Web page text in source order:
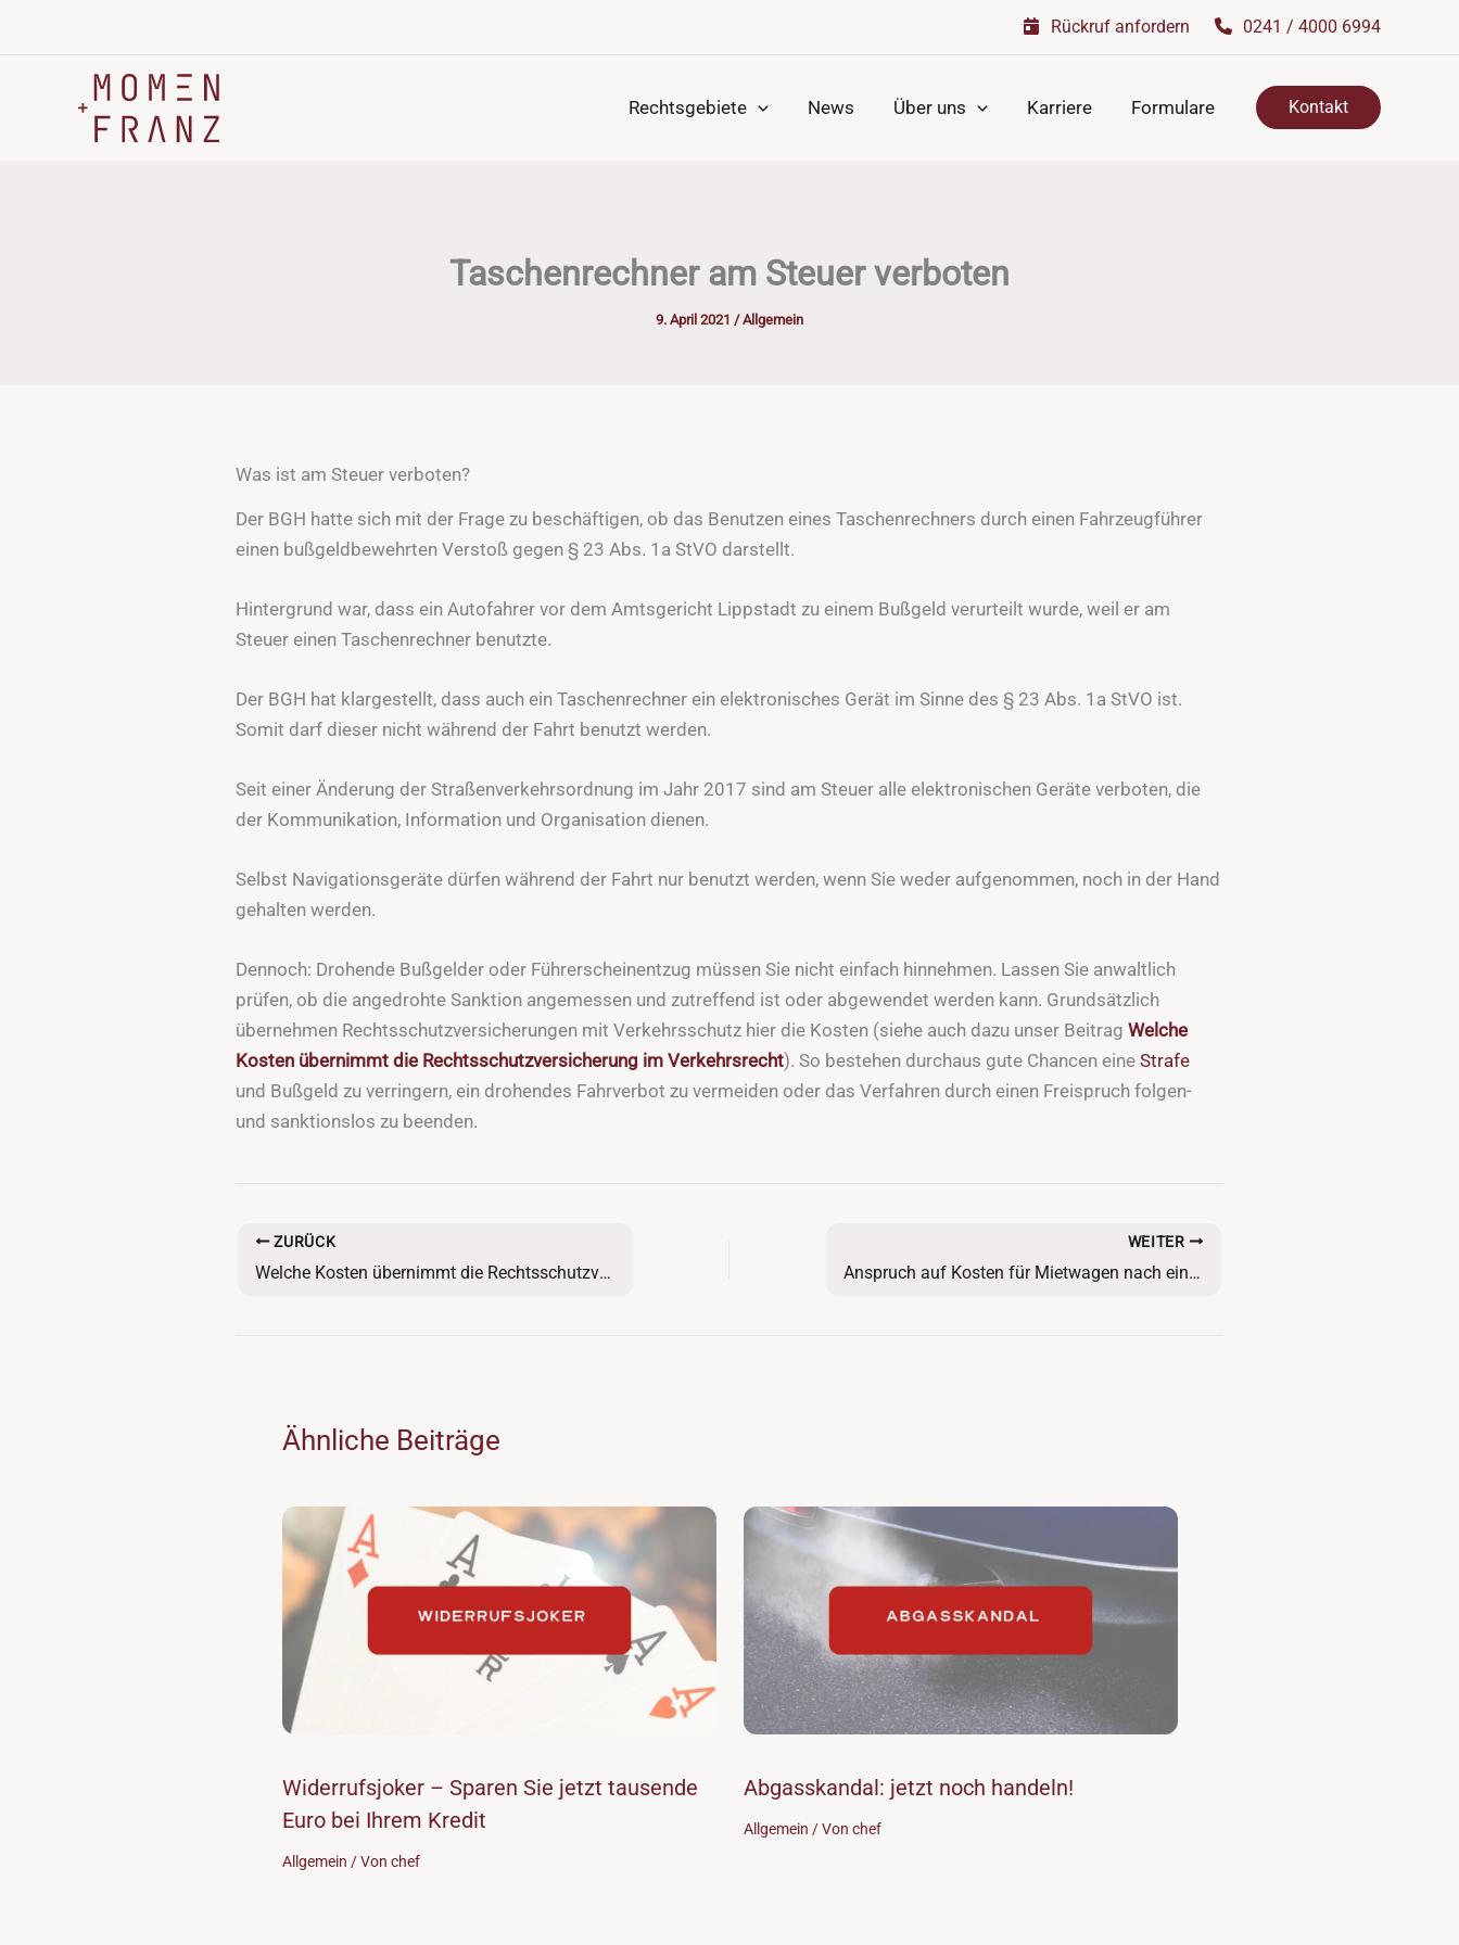
Rückruf anfordern 0241 / 4000 6994
Rechtsgebiete News Über uns Karriere Formulare Kontakt
Taschenrechner am Steuer verboten
9. April 2021 /Allgemein
Was ist am Steuer verboten?
Der BGH hatte sich mit der Frage zu beschäftigen, ob das Benutzen eines Taschenrechners durch einen Fahrzeugführer
einen bußgeldbewehrten Verstoß gegen § 23 Abs. 1a StVO darstellt.
Hintergrund war, dass ein Autofahrer vor dem Amtsgericht Lippstadt zu einem Bußgeld verurteilt wurde, weil er am
Steuer einen Taschenrechner benutzte.
Der BGH hat klargestellt, dass auch ein Taschenrechner ein elektronisches Gerät im Sinne des § 23 Abs. 1a StVO ist.
Somit darf dieser nicht während der Fahrt benutzt werden.
Seit einer Änderung der Straßenverkehrsordnung im Jahr 2017 sind am Steuer alle elektronischen Geräte verboten, die
der Kommunikation, Information und Organisation dienen.
Selbst Navigationsgeräte dürfen während der Fahrt nur benutzt werden, wenn Sie weder aufgenommen, noch in der Hand
gehalten werden.
Dennoch: Drohende Bußgelder oder Führerscheinentzug müssen Sie nicht einfach hinnehmen. Lassen Sie anwaltlich
prüfen, ob die angedrohte Sanktion angemessen und zutreffend ist oder abgewendet werden kann. Grundsätzlich
übernehmen Rechtsschutzversicherungen mit Verkehrsschutz hier die Kosten (siehe auch dazu unser Beitrag Welche
Kosten übernimmt die Rechtsschutzversicherung im Verkehrsrecht). So bestehen durchaus gute Chancen eine Strafe
und Bußgeld zu verringern, ein drohendes Fahrverbot zu vermeiden oder das Verfahren durch einen Freispruch folgen-
und sanktionslos zu beenden.
ZURÜCK
Welche Kosten übernimmt die Rechtsschutzversicherung im Verkehrsrecht?
WEITER
Anspruch auf Kosten für Mietwagen nach einem Unfall
Ähnliche Beiträge
Widerrufsjoker – Sparen Sie jetzt tausende
Euro bei Ihrem Kredit
Allgemein / Von chef
Abgasskandal: jetzt noch handeln!
Allgemein / Von chef